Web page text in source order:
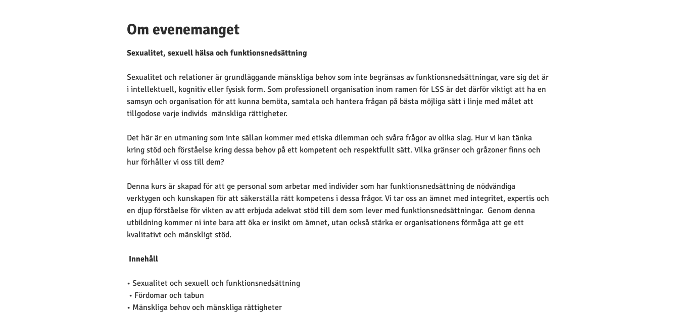
Om evenemanget
Sexualitet, sexuell hälsa och funktionsnedsättning
Sexualitet och relationer är grundläggande mänskliga behov som inte begränsas av funktionsnedsättningar, vare sig det är
i intellektuell, kognitiv eller fysisk form. Som professionell organisation inom ramen för LSS är det därför viktigt att ha en
samsyn och organisation för att kunna bemöta, samtala och hantera frågan på bästa möjliga sätt i linje med målet att
tillgodose varje individs  mänskliga rättigheter.
Det här är en utmaning som inte sällan kommer med etiska dilemman och svåra frågor av olika slag. Hur vi kan tänka
kring stöd och förståelse kring dessa behov på ett kompetent och respektfullt sätt. Vilka gränser och gråzoner finns och
hur förhåller vi oss till dem?
Denna kurs är skapad för att ge personal som arbetar med individer som har funktionsnedsättning de nödvändiga
verktygen och kunskapen för att säkerställa rätt kompetens i dessa frågor. Vi tar oss an ämnet med integritet, expertis och
en djup förståelse för vikten av att erbjuda adekvat stöd till dem som lever med funktionsnedsättningar.  Genom denna
utbildning kommer ni inte bara att öka er insikt om ämnet, utan också stärka er organisationens förmåga att ge ett
kvalitativt och mänskligt stöd.
Innehåll
• Sexualitet och sexuell och funktionsnedsättning
• Fördomar och tabun
• Mänskliga behov och mänskliga rättigheter